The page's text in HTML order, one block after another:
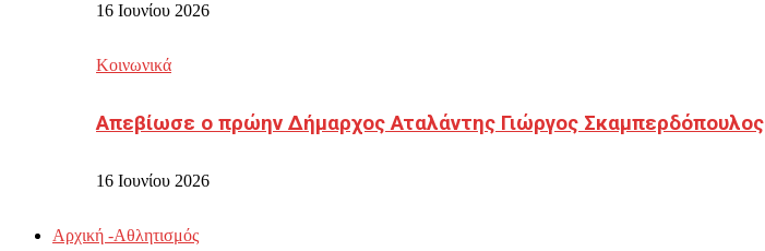
16 Ιουνίου 2026
Κοινωνικά
Απεβίωσε ο πρώην Δήμαρχος Αταλάντης Γιώργος Σκαμπερδόπουλος
16 Ιουνίου 2026
Αρχική -Αθλητισμός